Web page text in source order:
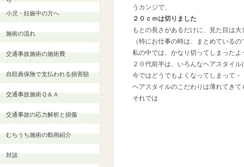
うカンジで、
２０ｃｍは切りました
もとの長さがあるだけに、見た目は大
（特にお仕事の時は、まとめている
私の中では、かなり切ってしまったよ
２０代前半は、いろんなヘアスタイ
今ではどうでもよくなってしまって・
ヘアスタイルのこだわりは薄れてきて
それでは
小児・妊娠中の方へ
施術の流れ
交通事故施術の施術費
自賠責保険で支払われる損害額
交通事故施術Ｑ＆Ａ
交通事故の応力解析と損傷
むちうち施術の動画紹介
対談